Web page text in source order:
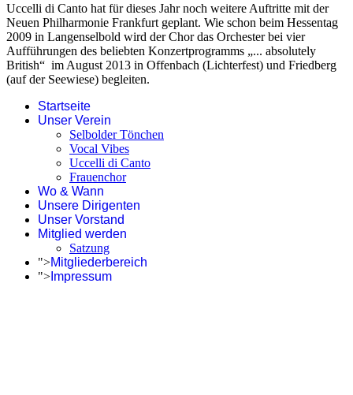
Uccelli di Canto hat für dieses Jahr noch weitere Auftritte mit der
Neuen Philharmonie Frankfurt geplant. Wie schon beim Hessentag
2009 in Langenselbold wird der Chor das Orchester bei vier
Aufführungen des beliebten Konzertprogramms „... absolutely
British“ im August 2013 in Offenbach (Lichterfest) und Friedberg
(auf der Seewiese) begleiten.
Startseite
Unser Verein
Selbolder Tönchen
Vocal Vibes
Uccelli di Canto
Frauenchor
Wo & Wann
Unsere Dirigenten
Unser Vorstand
Mitglied werden
Satzung
">Mitgliederbereich
"> Impressum